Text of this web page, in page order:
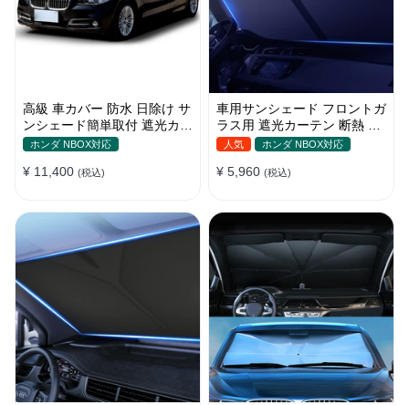
高級 車カバー 防水 日除け サ
ンシェード簡単取付 遮光カー
テン 日焼け対策 断熱 汎用
ホンダ NBOX対応
¥ 11,400 (税込)
車用サンシェード フロントガ
ラス用 遮光カーテン 断熱 日
焼け 汎用 UVカット 取付簡単
人気 ホンダ NBOX対応
¥ 5,960 (税込)